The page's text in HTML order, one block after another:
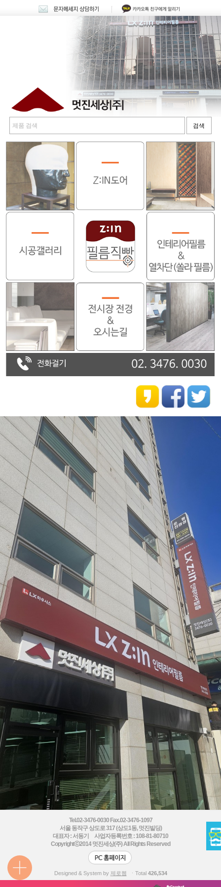
Tel.02-3476-0030 Fax.02-3476-1097
서울 동작구 상도로 317 (상도1동, 멋진빌딩)
대표자 : 서동기 사업자등록번호 : 108-81-80710
Copyrightⓒ2014멋진세상(주) All Rights Reserved
Designed & System by 제로웹 ㆍTotal 426,534